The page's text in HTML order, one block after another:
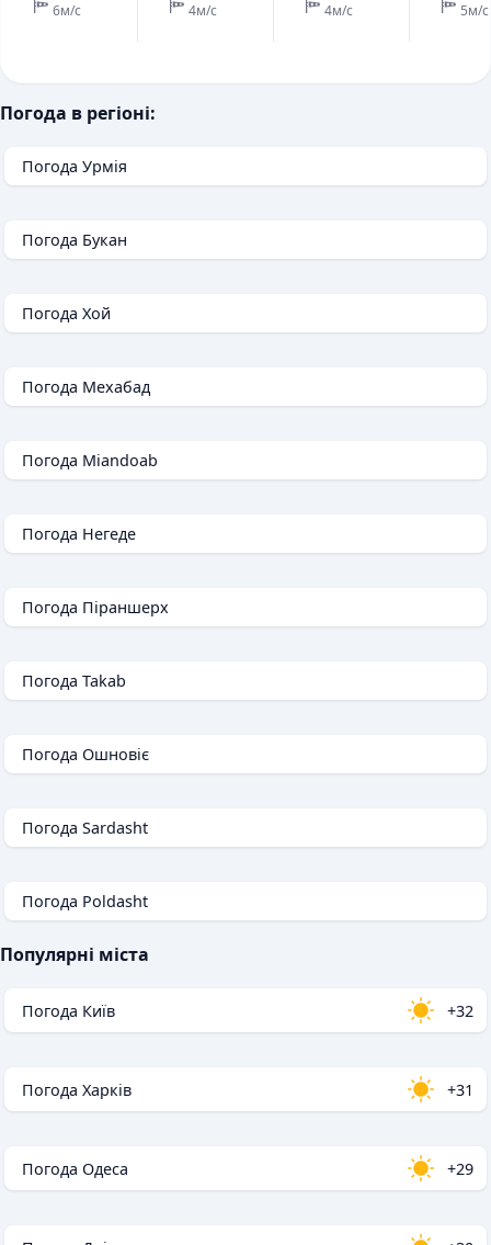
6м/с 4м/с 4м/с 5м/с
Погода в регіоні:
Погода Урмія
Погода Букан
Погода Хой
Погода Мехабад
Погода Miandoab
Погода Негеде
Погода Піраншерх
Погода Takab
Погода Ошновіє
Погода Sardasht
Погода Poldasht
Популярні міста
Погода Київ +32
Погода Харків +31
Погода Одеса +29